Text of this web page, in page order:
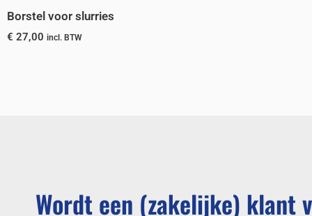
Borstel voor slurries
€ 27,00 incl. BTW
Wordt een (zakelijke) klant